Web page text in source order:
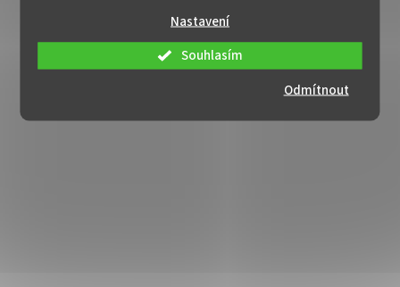
Nastavení
Odmítnout
Souhlasím